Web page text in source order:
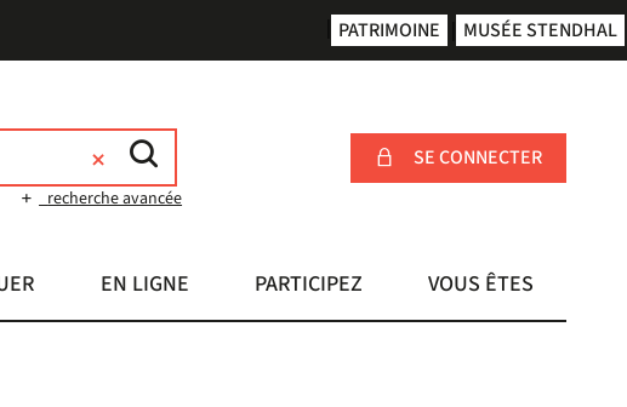
PATRIMOINE MUSÉE STENDHAL
recherche avancée
SE CONNECTER
EN LIGNE PARTICIPEZ VOUS ÊTES